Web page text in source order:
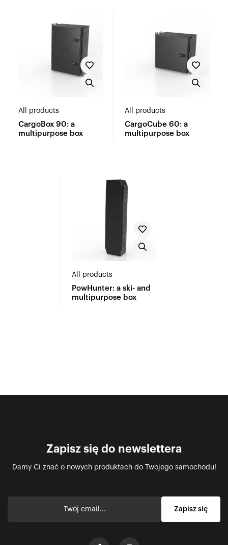
All products
CargoBox 90: a
multipurpose box
All products
CargoCube 60: a
multipurpose box
All products
PowHunter: a ski- and
multipurpose box
Zapisz się do newslettera
Damy Ci znać o nowych produktach do Twojego samochodu!